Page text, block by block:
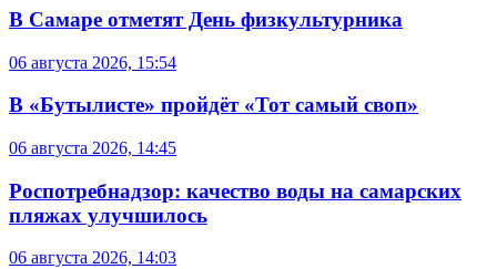
В Самаре отметят День физкультурника
06 августа 2026, 15:54
В «Бутылисте» пройдёт «Тот самый своп»
06 августа 2026, 14:45
Роспотребнадзор: качество воды на самарских
пляжах улучшилось
06 августа 2026, 14:03